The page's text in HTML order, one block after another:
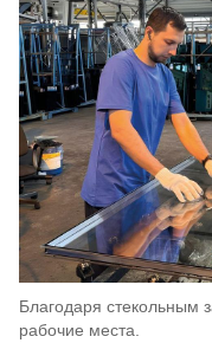
Благодаря стекольным
рабочие места.